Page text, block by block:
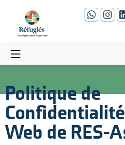
Politique de
Web de RES-